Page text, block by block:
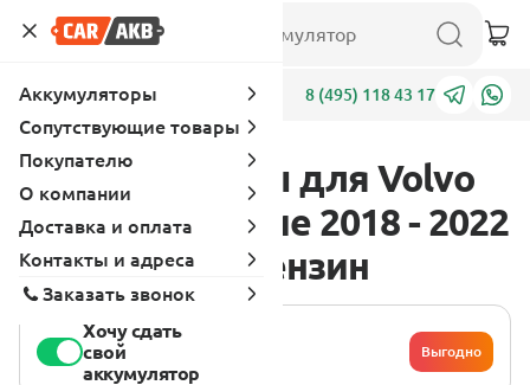
Адреса 8 (495) 118 43 17
Аккумуляторы для Volvo
S60 3 поколение 2018 - 2022
2.0 (249 л.с.), бензин
Хочу сдать
свой
аккумулятор
Выгодно
Аккумуляторы
Сопутствующие товары
Покупателю
О компании
Доставка и оплата
Контакты и адреса
Заказать звонок